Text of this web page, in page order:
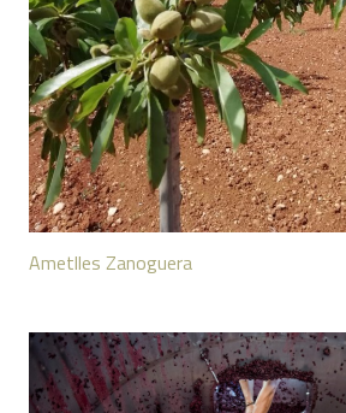
Ametlles Zanoguera